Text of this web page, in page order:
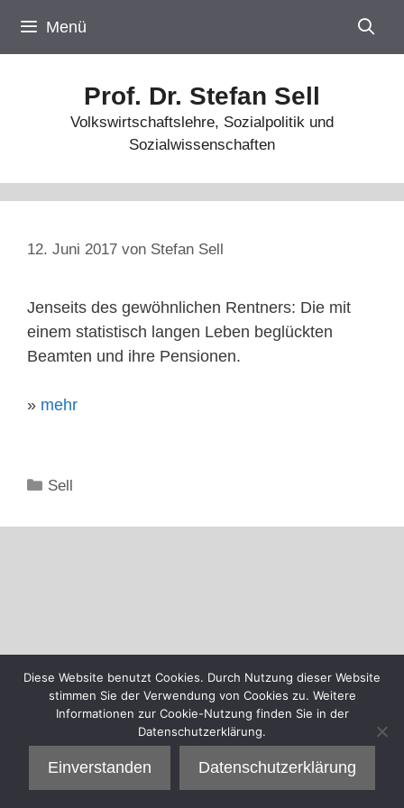
Inhalt
springen
Menü
Prof. Dr. Stefan Sell
Volkswirtschaftslehre, Sozialpolitik und
Sozialwissenschaften
12. Juni 2017 von Stefan Sell
Jenseits des gewöhnlichen Rentners: Die mit
einem statistisch langen Leben beglückten
Beamten und ihre Pensionen.
» mehr
Kategorien
Sell
Diese Website benutzt Cookies. Durch Nutzung dieser Website
stimmen Sie der Verwendung von Cookies zu. Weitere
Informationen zur Cookie-Nutzung finden Sie in der
Datenschutzerklärung.
Einverstanden Datenschutzerklärung